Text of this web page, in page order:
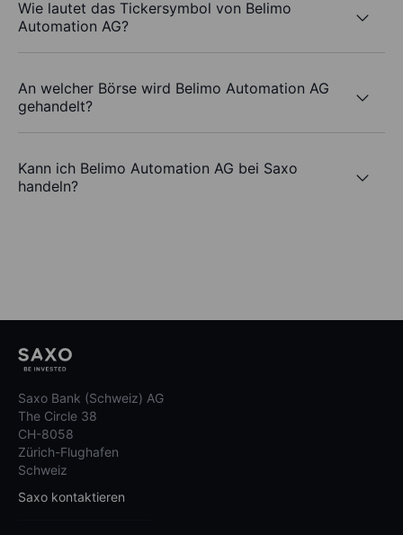
Wie lautet das Tickersymbol von Belimo
Automation AG?
An welcher Börse wird Belimo Automation AG
gehandelt?
Kann ich Belimo Automation AG bei Saxo
handeln?
Saxo Bank (Schweiz) AG
The Circle 38
CH-8058
Zürich-Flughafen
Schweiz
Saxo kontaktieren